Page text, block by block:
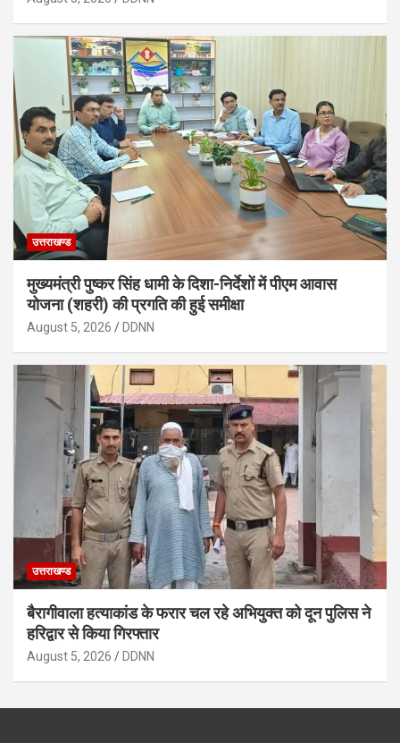
उत्तराखण्ड
मुख्यमंत्री पुष्कर सिंह धामी के दिशा-निर्देशों में पीएम आवास
योजना (शहरी) की प्रगति की हुई समीक्षा
August 5, 2026 DDNN
उत्तराखण्ड
बैरागीवाला हत्याकांड के फरार चल रहे अभियुक्त को दून पुलिस ने
हरिद्वार से किया गिरफ्तार
August 5, 2026 DDNN